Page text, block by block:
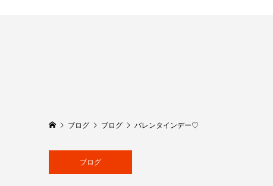
ブログ ブログ バレンタインデー♡
ブログ